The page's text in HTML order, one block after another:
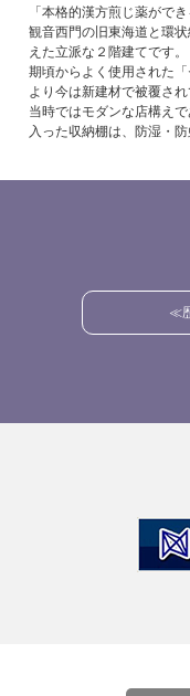
「本格的漢方煎じ薬がで
観音西門の旧東海道と環
えた立派な２階建てです
期頃からよく使用された
より今は新建材で被覆さ
当時ではモダンな店構え
入った収納棚は、防湿・
≪